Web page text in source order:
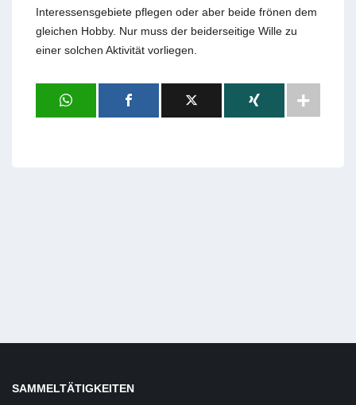
Interessensgebiete pflegen oder aber beide frönen dem
gleichen Hobby. Nur muss der beiderseitige Wille zu
einer solchen Aktivität vorliegen.
SAMMELTÄTIGKEITEN